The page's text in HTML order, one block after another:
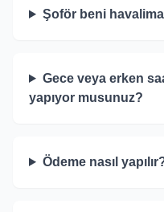
Şoför beni
Gece veya erken
yapıyor musunuz?
Ödeme nasıl